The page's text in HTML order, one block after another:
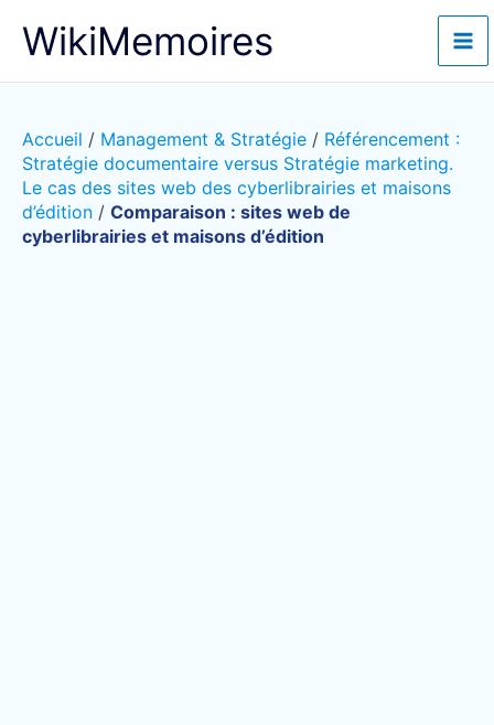
WikiMemoires
Accueil / Management & Stratégie / Référencement :
Stratégie documentaire versus Stratégie marketing.
Le cas des sites web des cyberlibrairies et maisons
d’édition / Comparaison : sites web de
cyberlibrairies et maisons d’édition